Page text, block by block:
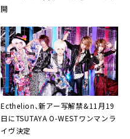
開
Ecthelion、新アー写解禁&11月19
日にTSUTAYA O-WESTワンマンラ
イヴ決定